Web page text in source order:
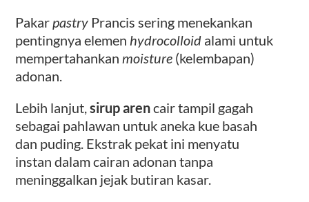
Pakarpastry Prancis sering menekankan
pentingnya elemen hydrocolloid alami untuk
mempertahankanmoisture (kelembapan)
adonan.
Lebih lanjut,sirup arencair tampil gagah
sebagai pahlawan untuk aneka kue basah
dan puding. Ekstrak pekat ini menyatu
instan dalam cairan adonan tanpa
meninggalkan jejak butiran kasar.